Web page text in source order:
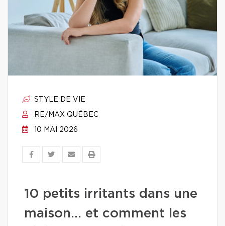
STYLE DE VIE
RE/MAX QUÉBEC
10 MAI 2026
10 petits irritants dans une
maison… et comment les